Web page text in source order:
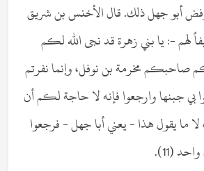
رفض أبو جهل ذلك. قال الأخنس بن شريق
لهم -: يا بني زهرة قد نجى الله لكم
مخرمة بن نوفل، وإنما نفرتم
بي جبنها وارجعوا فإنه لا حاجة لكم أن
ما يقول هذا - يعني أبا جهل - فرجعوا
(11).